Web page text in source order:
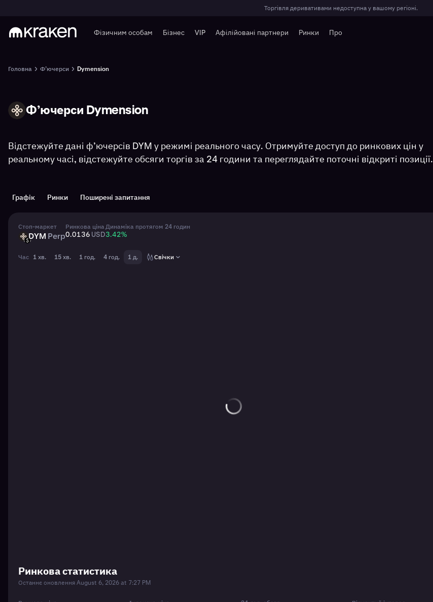
Торгівля деривативами недоступна у вашому регіоні.
Фізичним особам Бізнес VIP Афілійовані партнери Ринки Про
Головна Ф’ючерси Dymension
DYM Ф’ючерси Dymension
Відстежуйте дані ф’ючерсів DYM у режимі реального часу. Отримуйте доступ до ринкових цін у
реальному часі, відстежуйте обсяги торгів за 24 години та переглядайте поточні відкриті позиції.
Графік Ринки Поширені запитання
Стоп-маркет
DYM
USDDYM Perp
Ринкова ціна
0.0136 USD
Динаміка протягом 24 годин
3.42%
Час 1 хв. 15 хв. 1 год. 4 год. 1 д. Свічки
Ринкова статистика
Останнє оновлення August 6, 2026 at 7:27 PM